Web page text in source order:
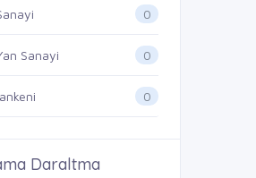
0
Sanayi 0
0
Daraltma